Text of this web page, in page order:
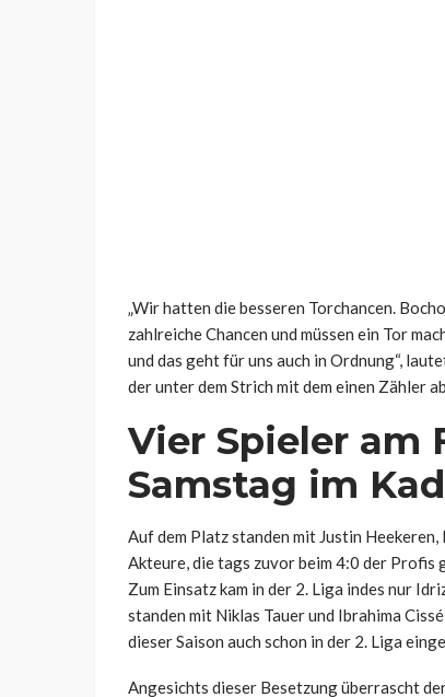
„Wir hatten die besseren Torchancen.
zahlreiche Chancen und müssen ein Tor
und das geht für uns auch in Ordnung“,
der unter dem Strich mit dem einen Zähler
Vier Spieler am
Samstag im
Auf dem Platz standen mit Justin
Akteure, die tags zuvor beim 4:0 der Profis
Zum Einsatz kam in der 2. Liga indes nur
standen mit Niklas Tauer und Ibrahima
dieser Saison auch schon in der 2. Liga
Angesichts dieser Besetzung überrascht